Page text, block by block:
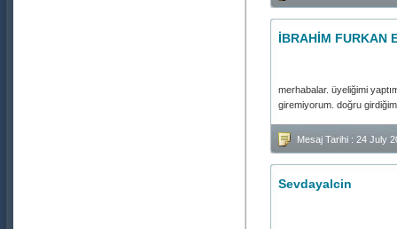
İBRAHİM FURKAN
merhabalar. üyeliğimi
giremiyorum. doğru
Mesaj Tarihi : 24 July
Sevdayalcin